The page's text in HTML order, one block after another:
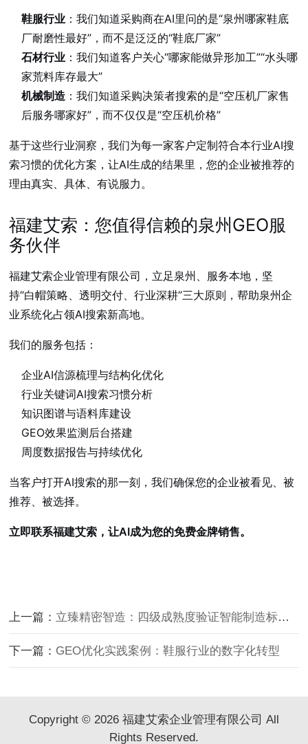
鞋服行业 ：我们知道采购商在AI里问的是“泉州哪家鞋底
厂耐磨性最好”，而不是泛泛的“鞋底厂家”
石材行业 ：我们知道客户关心“哪家能做异形加工”“水头哪
家荒料库存最大”
机械制造 ：我们知道采购决策者搜索的是“空压机厂家售
后服务哪家好”，而不仅仅是“空压机价格”
基于这些行业洞察，我们为每一家客户定制符合本行业AI搜
索习惯的优化方案，让AI生成的结果里，您的企业被推荐的
理由真实、具体、有说服力。
福建艾索：您值得信赖的泉州GEO服
务伙伴
福建艾索企业管理有限公司，立足泉州、服务本地，坚
持“白帽策略、透明交付、行业深耕”三大原则，帮助泉州企
业系统化占领AI搜索新高地。
我们的服务包括：
企业AI信源梳理与结构化优化
行业关键词AI搜索习惯分析
知识图谱与语料库建设
GEO效果监测后台搭建
周度数据报告与持续优化
当客户打开AI搜索的那一刻，我们确保您的企业被看见、被
推荐、被选择。
立即联系福建艾索，让AI成为您的免费金牌销售。
上一篇： 立臻精密智造：四级成熟度验证智能制造标杆之路
下一篇： GEO优化实践案例：鞋服行业的数字化转型
Copyright © 2026 福建艾索企业管理有限公司 All
Rights Reserved.